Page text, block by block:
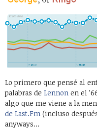
Lo primero que pensé al
palabras de Lennon en el
algo que me viene a la
de Last.Fm (incluso
anyways…